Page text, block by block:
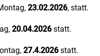
23.02.2026, statt.
20.04.2026statt.
27.4.2026statt.